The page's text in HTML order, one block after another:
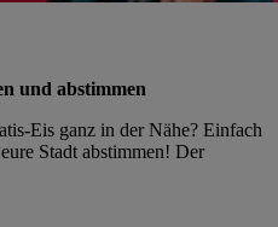
und abstimmen
Eis ganz in der Nähe? Einfach
Stadt abstimmen! Der